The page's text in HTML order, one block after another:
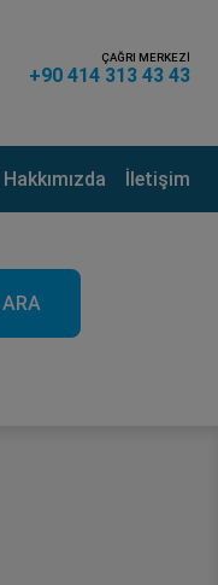
ÇAĞRI MERKEZİ
+90 414 313 43 43
Hakkımızda İletişim